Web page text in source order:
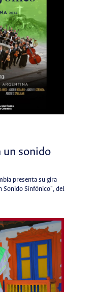
un sonido
presenta su gira
Sonido Sinfónico", del